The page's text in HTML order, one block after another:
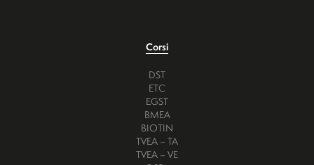
Corsi
DST
ETC
EGST
BMEA
BIOTIN
TVEA – TA
TVEA – VE